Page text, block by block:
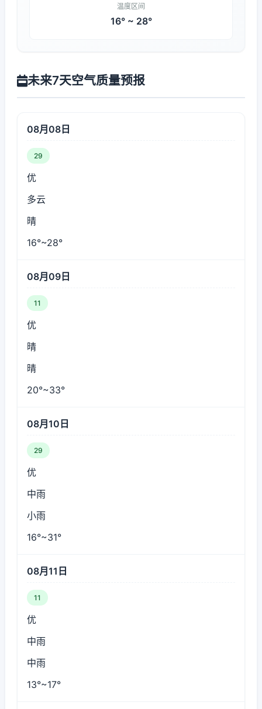
温度区间
16° ~ 28°
未来7天空气质量预报
08月08日
29
优
多云
晴
16°~28°
08月09日
11
优
晴
晴
20°~33°
08月10日
29
优
中雨
小雨
16°~31°
08月11日
11
优
中雨
中雨
13°~17°